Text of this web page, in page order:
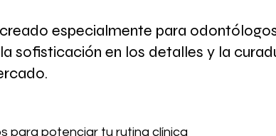
especialmente para
sofisticación en los detalles y la
para potenciar tu rutina clínica